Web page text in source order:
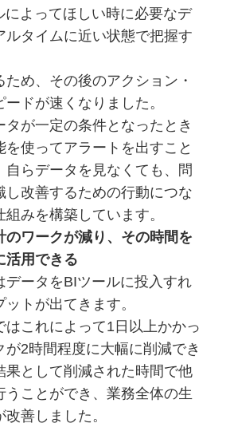
よってほしい時に必要なデ
ルタイムに近い状態で把握す
ため、その後のアクション・
ードが速くなりました。
タが一定の条件となったとき
を使ってアラートを出すこと
自らデータを見なくても、問
し改善するための行動につな
組みを構築しています。
のワークが減り、その時間を
活用できる
データをBIツールに投入すれ
トが出てきます。
はこれによって1日以上かかっ
が2時間程度に大幅に削減でき
果として削減された時間で他
うことができ、業務全体の生
善しました。